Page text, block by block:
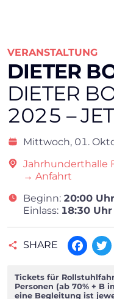
VERANSTALTUNG
DIETER
DIETER
2025 –
Mittwoch, 01.
Jahrhunderthalle
→ Anfahrt
Beginn: 20:00 Uhr
Einlass: 18:30 Uhr
SHARE
Tickets für
Personen (ab 70% + B
eine Begleitung ist